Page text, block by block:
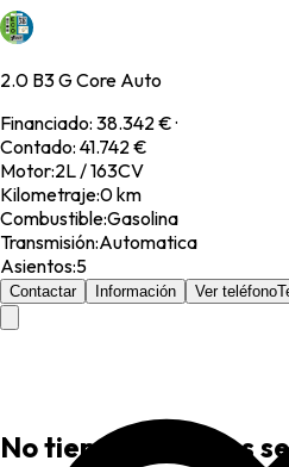
2.0 B3 G Core Auto
Financiado: 38.342 €·
Contado: 41.742 €
Motor:2L / 163CV
Kilometraje:0 km
Combustible:Gasolina
Transmisión:Automatica
Asientos:5
Contactar Información Ver teléfono
No tienes favoritos